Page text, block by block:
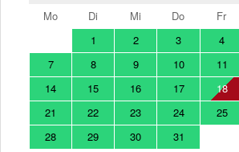
Mo
Di Mi Do Fr
1
2 3 4
7
8 9 10 11
14
15 16 17 18
21
22 23 24 25
28
29 30 31